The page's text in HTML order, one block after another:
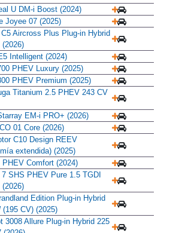
U DM-i Boost (2024)
Joyee 07 (2025)
Aircross Plus Plug-in Hybrid
(2026)
Intelligent (2024)
PHEV Luxury (2025)
PHEV Premium (2025)
Titanium 2.5 PHEV 243 CV
EM-i PRO+ (2026)
01 Core (2026)
C10 Design REEV
extendida) (2025)
PHEV Comfort (2024)
SHS PHEV Pure 1.5 TGDI
(2026)
Edition Plug-in Hybrid
(195 CV) (2025)
3008 Allure Plug-in Hybrid 225